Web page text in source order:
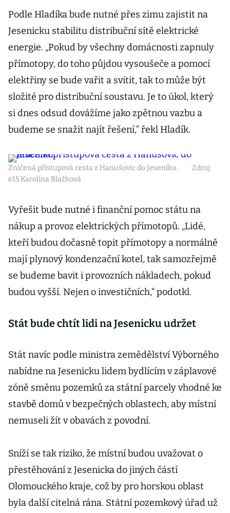
Podle Hladíka bude nutné přes zimu zajistit na
Jesenicku stabilitu distribuční sítě elektrické
energie. „Pokud by všechny domácnosti zapnuly
přímotopy, do toho půjdou vysoušeče a pomocí
elektřiny se bude vařit a svítit, tak to může být
složité pro distribuční soustavu. Je to úkol, který
si dnes odsud dovážíme jako zpětnou vazbu a
budeme se snažit najít řešení,“ řekl Hladík.
Zničená přístupová cesta z Hanušovic do Jeseníku.
Zdroj:
e15 Karolína Blažková
Vyřešit bude nutné i finanční pomoc státu na
nákup a provoz elektrických přímotopů. „Lidé,
kteří budou dočasně topit přímotopy a normálně
mají plynový kondenzační kotel, tak samozřejmě
se budeme bavit i provozních nákladech, pokud
budou vyšší. Nejen o investičních,“ podotkl.
Stát bude chtít lidi na Jesenicku udržet
Stát navíc podle ministra zemědělství Výborného
nabídne na Jesenicku lidem bydlícím v záplavové
zóně směnu pozemků za státní parcely vhodné ke
stavbě domů v bezpečných oblastech, aby místní
nemuseli žít v obavách z povodní.
Sníží se tak riziko, že místní budou uvažovat o
přestěhování z Jesenicka do jiných částí
Olomouckého kraje, což by pro horskou oblast
byla další citelná rána. Státní pozemkový úřad už